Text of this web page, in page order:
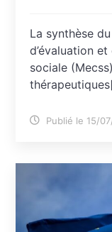
La synthèse
d’évaluation
sociale
Publié le 15/